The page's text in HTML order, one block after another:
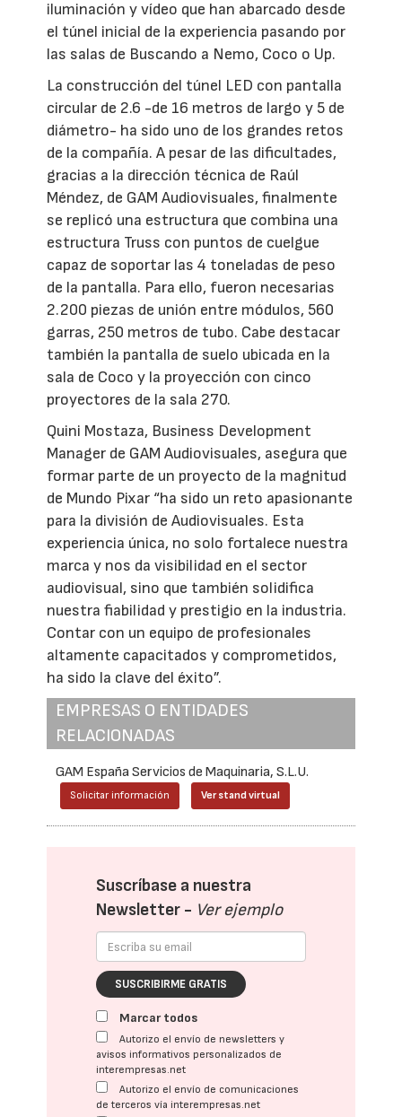
iluminación y vídeo que han abarcado desde
el túnel inicial de la experiencia pasando por
las salas de Buscando a Nemo, Coco o Up.
La construcción del túnel LED con pantalla
circular de 2.6 -de 16 metros de largo y 5 de
diámetro- ha sido uno de los grandes retos
de la compañía. A pesar de las dificultades,
gracias a la dirección técnica de Raúl
Méndez, de GAM Audiovisuales, finalmente
se replicó una estructura que combina una
estructura Truss con puntos de cuelgue
capaz de soportar las 4 toneladas de peso
de la pantalla. Para ello, fueron necesarias
2.200 piezas de unión entre módulos, 560
garras, 250 metros de tubo. Cabe destacar
también la pantalla de suelo ubicada en la
sala de Coco y la proyección con cinco
proyectores de la sala 270.
Quini Mostaza, Business Development
Manager de GAM Audiovisuales, asegura que
formar parte de un proyecto de la magnitud
de Mundo Pixar “ha sido un reto apasionante
para la división de Audiovisuales. Esta
experiencia única, no solo fortalece nuestra
marca y nos da visibilidad en el sector
audiovisual, sino que también solidifica
nuestra fiabilidad y prestigio en la industria.
Contar con un equipo de profesionales
altamente capacitados y comprometidos,
ha sido la clave del éxito”.
EMPRESAS O ENTIDADES
RELACIONADAS
GAM España Servicios de Maquinaria, S.L.U.
Solicitar información Ver stand virtual
Suscríbase a nuestra
Newsletter - Ver ejemplo
SUSCRIBIRME GRATIS
Marcar todos
Autorizo el envío de newsletters y
avisos informativos personalizados de
interempresas.net
Autorizo el envío de comunicaciones
de terceros vía interempresas.net